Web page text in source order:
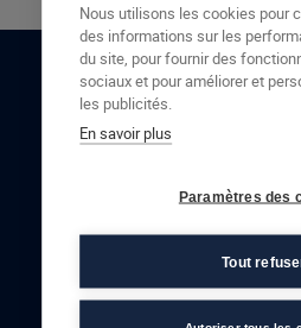
RESTONS EN
Nous utilisons les cookies pour
des informations sur les
du site, pour fournir des
sociaux et pour améliorer et
les publicités.
En savoir plus
Paramètres des
Tout